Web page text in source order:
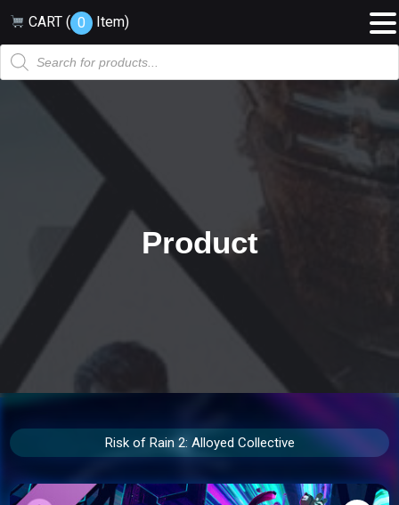
CART ( 0 Item)
Products
search
Product
Risk of Rain 2: Alloyed Collective